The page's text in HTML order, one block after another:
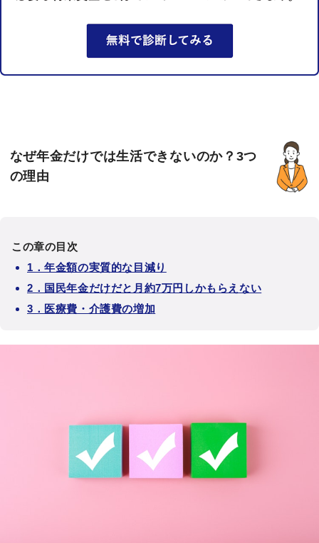
なぜ年金だけでは生活できないのか？3つ
の理由
この章の目次
1．年金額の実質的な目減り
2．国民年金だけだと月約7万円しかもらえない
3．医療費・介護費の増加